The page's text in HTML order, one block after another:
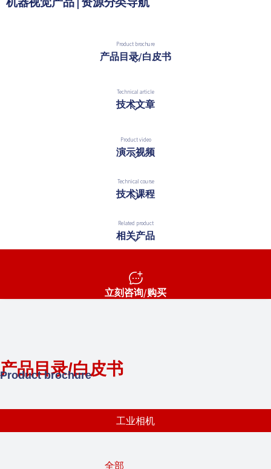
Product brochure
产品目录/白皮书
Technical article
技术文章
Product video
演示视频
Technical course
技术课程
Related product
相关产品
立刻咨询/购买
产品目录/白皮书
Product brochure
工业相机
全部